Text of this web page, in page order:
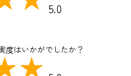
5.0
度はいかがでしたか？